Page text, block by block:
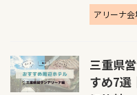
アリーナ会
三重県
すめ7選